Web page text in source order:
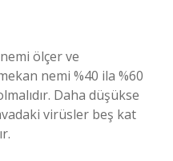
ölçer ve
nemi %40 ila %60
Daha düşükse
virüsler beş kat